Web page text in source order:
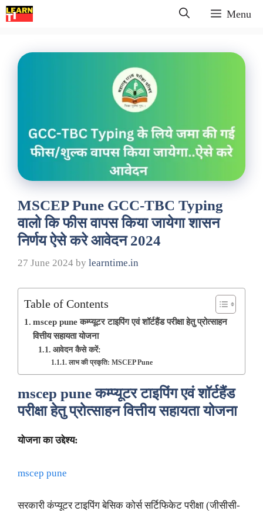
Skip
to
Menu
MSCEP Pune GCC-TBC Typing
वालो कि फीस वापस किया जायेगा शासन
निर्णय ऐसे करे आवेदन 2024
27 June 2024 by learntime.in
Table of Contents
mscep pune कम्प्यूटर टाइपिंग एवं शॉर्टहैंड परीक्षा हेतु प्रोत्साहन
वित्तीय सहायता योजना
आवेदन कैसे करें:
लाभ की प्रकृति: MSCEP Pune
mscep puneकम्प्यूटर टाइपिंग एवं शॉर्टहैंड
परीक्षा हेतु प्रोत्साहन वित्तीय सहायता योजना
योजना का उद्देश्य:
mscep pune
सरकारी कंप्यूटर टाइपिंग बेसिक कोर्स सर्टिफिकेट परीक्षा (जीसीसी-